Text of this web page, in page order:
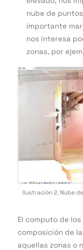
nube de
importante
nos interesa
zonas, por
Ilustración 2. Nube
El computo de
composición de
aquellas zonas o